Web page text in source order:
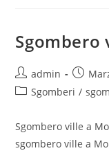
Sgombero
admin
Sgomberi /
Sgombero ville a
sgombero ville a